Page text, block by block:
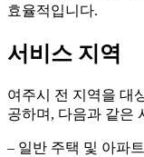
효율적입니다.
서비스 지역
여주시 전 지역을 대
공하며, 다음과 같은
– 일반 주택 및 아파